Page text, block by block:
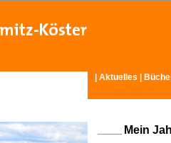
Aktuelles
Mein